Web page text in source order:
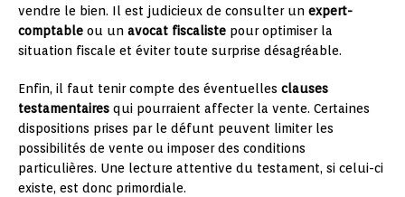
vendre le bien. Il est judicieux de consulter un expert-
comptable ou un avocat fiscaliste pour optimiser la
situation fiscale et éviter toute surprise désagréable.
Enfin, il faut tenir compte des éventuelles clauses
testamentaires qui pourraient affecter la vente. Certaines
dispositions prises par le défunt peuvent limiter les
possibilités de vente ou imposer des conditions
particulières. Une lecture attentive du testament, si celui-ci
existe, est donc primordiale.